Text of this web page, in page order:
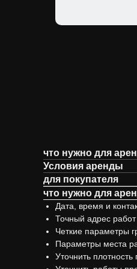
что нужно для
Условия аренды
для покупателя
что нужно для
Дата, время и
Точный адрес работ
Четкие параметры
Параметры места
Уточнить плотность